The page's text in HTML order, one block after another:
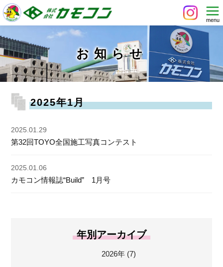
お知らせ
2025年1月
2025.01.29
第32回TOYO全国施工写真コンテスト
2025.01.06
カモコン情報誌“Build” 1月号
年別アーカイブ
2026年 (7)